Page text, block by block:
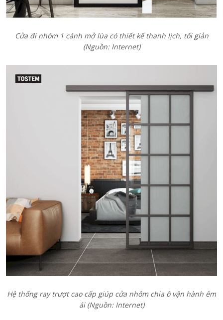
Cửa đi nhôm 1 cánh mở lùa có thiết kế thanh lịch, tối giản
(Nguồn: Internet)
Hệ thống ray trượt cao cấp giúp cửa nhôm chia ô vận hành êm
ái (Nguồn: Internet)